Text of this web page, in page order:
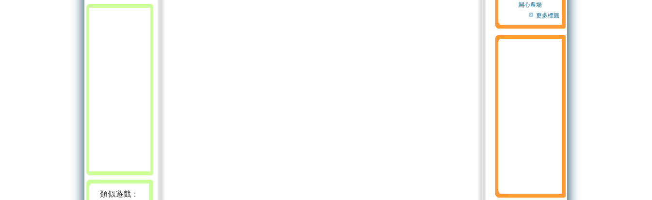
類似遊戲：
開心農場
更多標籤